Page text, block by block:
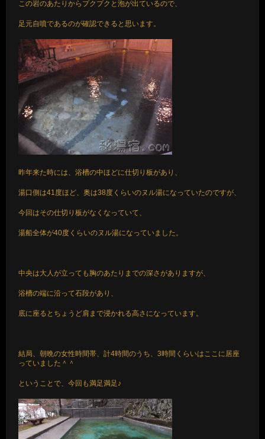
この岩のあたりからプクプクと泡が出ているので、
足元自噴であるのが確認できると思います。
昨年来た時には、浴槽の中ほどに仕切り板があり、
湯口側は41度ほど、奥は38度くらいのヌル湯になっていたのですが、
今回はその仕切り板がなくなっていて、
湯船全体が40度くらいのヌル湯になっていました。
中央は大人が立っても胸のあたりまでの深さがありますが、
浴槽の端に沿って石段があり、
底に座るとちょうど肩まで浸かれる高さになっています。
結局、朝晩の女性時間帯、計4時間のうち、3時間くらいはここに居座
っていました＾＾
ということで、今回も満足満足♪